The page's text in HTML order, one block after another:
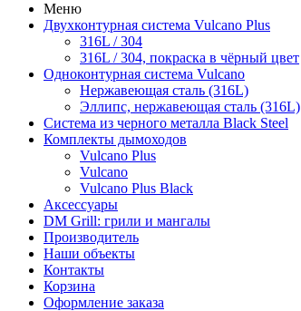
Меню
Двухконтурная система Vulcano Plus
316L / 304
316L / 304, покраска в чёрный цвет
Одноконтурная система Vulcano
Нержавеющая сталь (316L)
Эллипс, нержавеющая сталь (316L)
Система из черного металла Black Steel
Комплекты дымоходов
Vulcano Plus
Vulcano
Vulcano Plus Black
Аксессуары
DM Grill: грили и мангалы
Производитель
Наши объекты
Контакты
Корзина
Оформление заказа